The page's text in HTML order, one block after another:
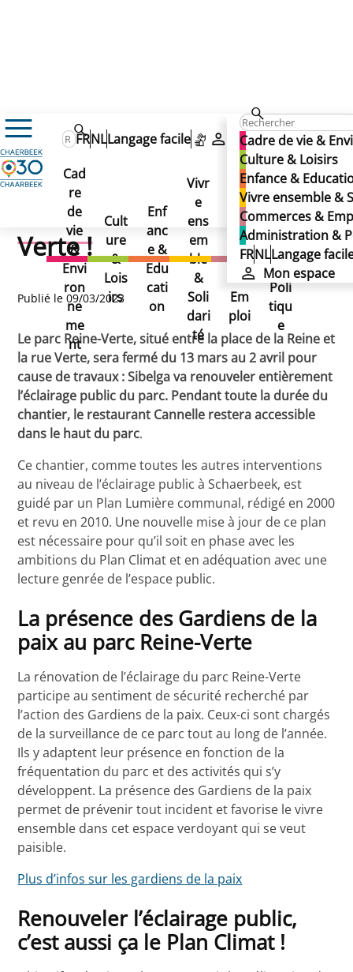
Cadre de vie &
Culture & Loisirs
Enfance &
Vivre ensemble &
Commerces &
Administration &
FRNLLangage
Mon espace
FRNLLangage facile
Mon espace
Cad
re
de
vie
&
Envi
ron
ne
me
nt
Cult
ure
&
Lois
irs
Enf
anc
e &
Edu
cati
on
Vivr
e
ens
em
ble
&
Soli
dari
té
Co
mm
erc
es
&
Em
ploi
Ad
min
istr
atio
n &
Poli
tiqu
e
Actualités
Bientôt un nouvel éclairage au parc Reine-Verte !
Bientôt un nouvel
éclairage au parc Reine-
Verte !
Bientôt un nouvel
éclairage au parc Reine-
Verte !
Publié le 09/03/2023
Le parc Reine-Verte, situé entre la place de la Reine et
la rue Verte, sera fermé du 13 mars au 2 avril pour
cause de travaux : Sibelga va renouveler entièrement
l’éclairage public du parc. Pendant toute la durée du
chantier, le restaurant Cannelle restera accessible
dans le haut du parc.
Ce chantier, comme toutes les autres interventions
au niveau de l’éclairage public à Schaerbeek, est
guidé par un Plan Lumière communal, rédigé en 2000
et revu en 2010. Une nouvelle mise à jour de ce plan
est nécessaire pour qu’il soit en phase avec les
ambitions du Plan Climat et en adéquation avec une
lecture genrée de l’espace public.
La présence des Gardiens de la
paix au parc Reine-Verte
La rénovation de l’éclairage du parc Reine-Verte
participe au sentiment de sécurité recherché par
l’action des Gardiens de la paix. Ceux-ci sont chargés
de la surveillance de ce parc tout au long de l’année.
Ils y adaptent leur présence en fonction de la
fréquentation du parc et des activités qui s’y
développent. La présence des Gardiens de la paix
permet de prévenir tout incident et favorise le vivre
ensemble dans cet espace verdoyant qui se veut
paisible.
Plus d’infos sur les gardiens de la paix
Renouveler l’éclairage public,
c’est aussi ça le Plan Climat !